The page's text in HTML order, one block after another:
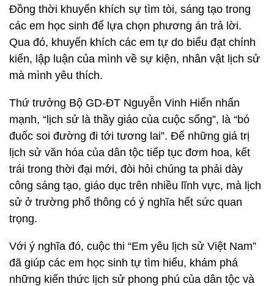
Đồng thời khuyến khích sự tìm tòi, sáng tạo trong
các em học sinh để lựa chọn phương án trả lời.
Qua đó, khuyến khích các em tự do biểu đạt chính
kiến, lập luận của mình về sự kiện, nhân vật lịch sử
mà mình yêu thích.
Thứ trưởng Bộ GD-ĐT Nguyễn Vinh Hiển nhấn
mạnh, “lịch sử là thầy giáo của cuộc sống”, là “bó
đuốc soi đường đi tới tương lai”. Để những giá trị
lịch sử văn hóa của dân tộc tiếp tục đơm hoa, kết
trái trong thời đại mới, đòi hỏi chúng ta phải dày
công sáng tạo, giáo dục trên nhiều lĩnh vực, mà lịch
sử ở trường phổ thông có ý nghĩa hết sức quan
trọng.
Với ý nghĩa đó, cuộc thi “Em yêu lịch sử Việt Nam”
đã giúp các em học sinh tự tìm hiểu, khám phá
những kiến thức lịch sử phong phú của dân tộc và